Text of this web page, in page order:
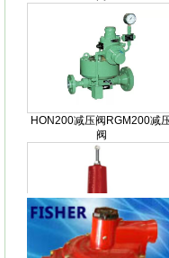
HON200减压阀RGM200减压
阀
KIMRAY150指挥器KIMRAY
150减压阀